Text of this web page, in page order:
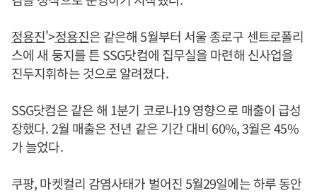
정용진'>정용진은 같은해 5월부터 서울 종로구 센트로폴리
스에 새 둥지를 튼 SSG닷컴에 집무실을 마련해 신사업을
진두지휘하는 것으로 알려졌다.
SSG닷컴은 같은 해 1분기 코로나19 영향으로 매출이 급성
장했다. 2월 매출은 전년 같은 기간 대비 60%, 3월은 45%
가 늘었다.
쿠팡, 마켓컬리 감염사태가 벌어진 5월29일에는 하루 동안